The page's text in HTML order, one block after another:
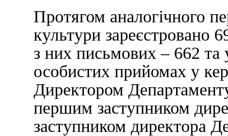
Протягом аналогічного
культури зареєстровано
з них письмових – 662
особистих прийомах у
Директором
першим заступником
заступником директора